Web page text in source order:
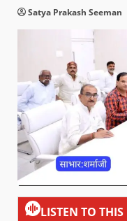
Satya Prakash Seeman
LISTEN TO THIS